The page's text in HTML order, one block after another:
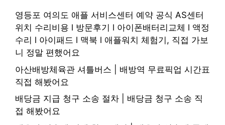
영등포 여의도 애플 서비스센터 예약 공식 AS센터
위치 수리비용 l 방문후기 l 아이폰배터리교체 l 액정
수리 l 아이패드 l 맥북 l 애플워치 체험기, 직접 가보
니 정말 편했어요
아산배방체육관 셔틀버스 | 배방역 무료픽업 시간표
직접 해봤어요
배당금 지급 청구 소송 절차 | 배당금 청구 소송 직
접 해봤어요